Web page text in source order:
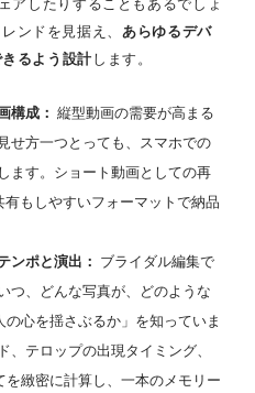
アしたりすることもあるでしょ
レンドを見据え、あらゆるデバ
るよう設計します。
構成： 縦型動画の需要が高まる
せ方一つとっても、スマホでの
ます。ショート動画としての再
有もしやすいフォーマットで納品
ンポと演出： ブライダル編集で
つ、どんな写真が、どのような
の心を揺さぶるか」を知っていま
テロップの出現タイミング、
緻密に計算し、一本のメモリー